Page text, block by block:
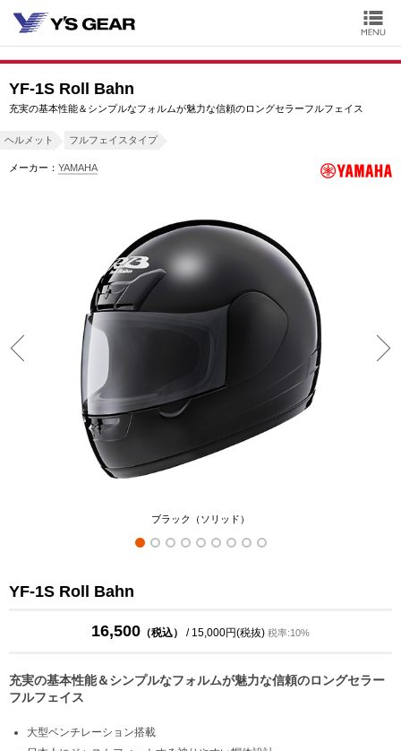
YF-1S Roll Bahn
充実の基本性能＆シンプルなフォルムが魅力な信頼のロングセラーフルフェイス
ヘルメット フルフェイスタイプ
メーカー： YAMAHA
ブラック（ソリッド）
YF-1S Roll Bahn
16,500 （税込） / 15,000円(税抜) 税率:10%
充実の基本性能＆シンプルなフォルムが魅力な信頼のロングセラー
フルフェイス
大型ベンチレーション搭載